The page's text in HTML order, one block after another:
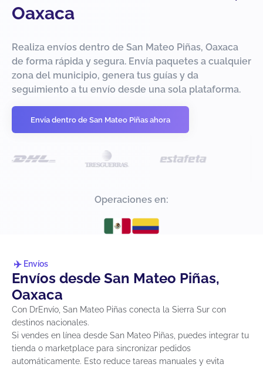
Oaxaca
Realiza envíos dentro de San Mateo Piñas, Oaxaca
de forma rápida y segura. Envía paquetes a cualquier
zona del municipio, genera tus guías y da
seguimiento a tu envío desde una sola plataforma.
Envía dentro de San Mateo Piñas ahora
Operaciones en:
Envíos
Envíos desde San Mateo Piñas,
Oaxaca
Con DrEnvío, San Mateo Piñas conecta la Sierra Sur con
destinos nacionales.
Si vendes en línea desde San Mateo Piñas, puedes integrar tu
tienda o marketplace para sincronizar pedidos
automáticamente. Esto reduce tareas manuales y evita